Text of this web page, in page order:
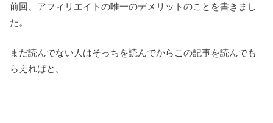
前回、アフィリエイトの唯一のデメリットのことを書きまし
た。
まだ読んでない人はそっちを読んでからこの記事を読んでも
らえればと。